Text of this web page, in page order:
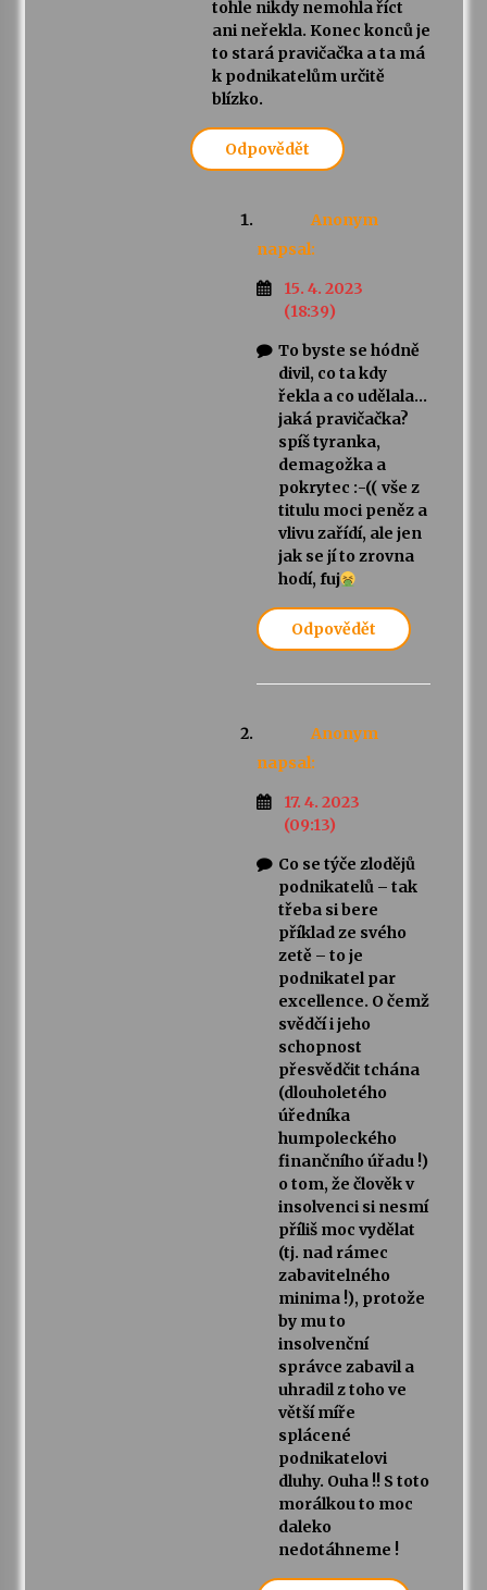
tohle nikdy nemohla říct
ani neřekla. Konec konců je
to stará pravičačka a ta má
k podnikatelům určitě
blízko.
Odpovědět
Anonym
napsal:
15. 4. 2023
(18:39)
To byste se hódně
divil, co ta kdy
řekla a co udělala…
jaká pravičačka?
spíš tyranka,
demagožka a
pokrytec :-(( vše z
titulu moci peněz a
vlivu zařídí, ale jen
jak se jí to zrovna
hodí, fuj
Odpovědět
Anonym
napsal:
17. 4. 2023
(09:13)
Co se týče zlodějů
podnikatelů – tak
třeba si bere
příklad ze svého
zetě – to je
podnikatel par
excellence. O čemž
svědčí i jeho
schopnost
přesvědčit tchána
(dlouholetého
úředníka
humpoleckého
finančního úřadu !)
o tom, že člověk v
insolvenci si nesmí
příliš moc vydělat
(tj. nad rámec
zabavitelného
minima !), protože
by mu to
insolvenční
správce zabavil a
uhradil z toho ve
větší míře
splácené
podnikatelovi
dluhy. Ouha !! S toto
morálkou to moc
daleko
nedotáhneme !